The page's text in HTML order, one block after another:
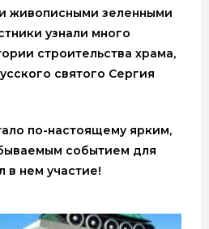
живописными зеленными
узнали много
строительства храма,
святого Сергия
по-настоящему ярким,
событием для
в нем участие!